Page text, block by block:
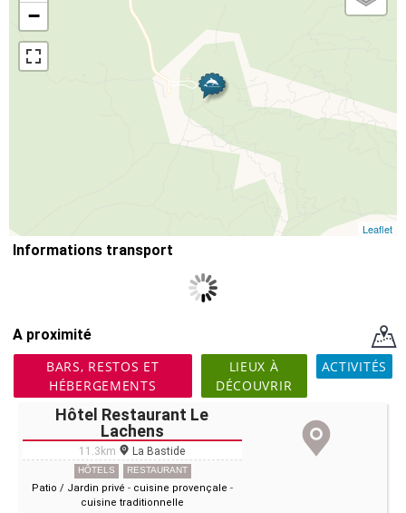
−
Leaflet
Informations transport
A proximité
BARS, RESTOS ET
HÉBERGEMENTS
LIEUX À
DÉCOUVRIR
ACTIVITÉS
Hôtel Restaurant Le
Lachens
11.3km La Bastide
HÔTELS RESTAURANT
Patio / Jardin privé - cuisine provençale -
cuisine traditionnelle